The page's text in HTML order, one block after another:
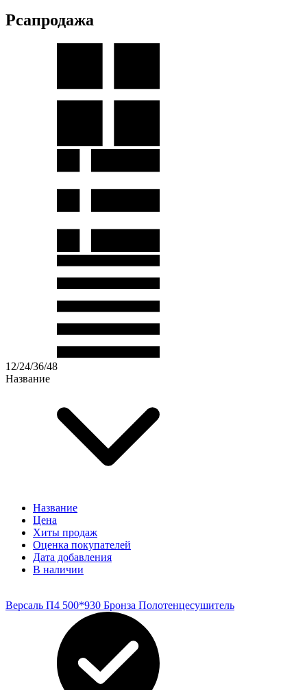
Рсапродажа
12/24/36/48
Название
Название
Цена
Хиты продаж
Оценка покупателей
Дата добавления
В наличии
Версаль П4 500*930 Бронза Полотенцесушитель